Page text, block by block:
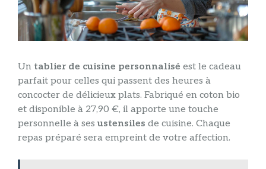
Un tablier de cuisine personnalisé est le cadeau
parfait pour celles qui passent des heures à
concocter de délicieux plats. Fabriqué en coton bio
et disponible à 27,90 €, il apporte une touche
personnelle à sesustensiles de cuisine. Chaque
repas préparé sera empreint de votre affection.